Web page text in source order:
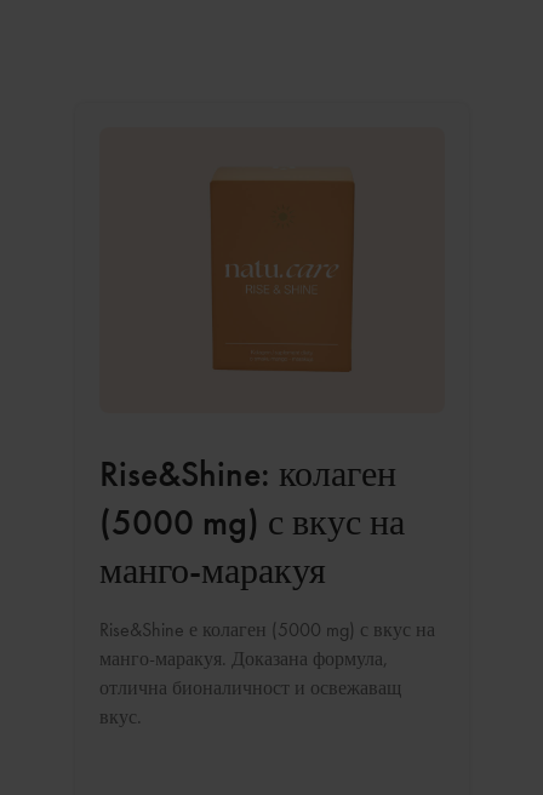
Rise&Shine: колаген
(5000 mg) с вкус на
манго-маракуя
Rise&Shine е колаген (5000 mg) с вкус на
манго-маракуя. Доказана формула,
отлична бионаличност и освежаващ
вкус.